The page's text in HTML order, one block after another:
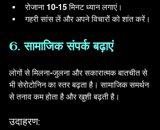
रोजाना 10-15 मिनट ध्यान लगाएं।
गहरी सांस लें और अपने विचारों को शांत करें।
6. सामाजिक संपर्क बढ़ाएं
लोगों से मिलना-जुलना और सकारात्मक बातचीत से
भी सेरोटोनिन का स्तर बढ़ता है। सामाजिक समर्थन
से तनाव कम होता है और खुशी बढ़ती है।
उदाहरण: